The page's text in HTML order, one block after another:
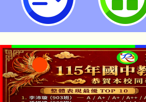
宣導-桃園市立瑞坪國